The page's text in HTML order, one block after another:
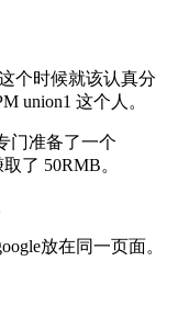
个时候就该认真分
union1 这个人。
门准备了一个
了 50RMB。
放在同一页面。